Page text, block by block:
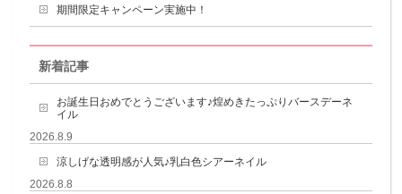
期間限定キャンペーン実施中！
新着記事
お誕生日おめでとうございます♪煌めきたっぷりバースデーネ
イル
2026.8.9
涼しげな透明感が人気♪乳白色シアーネイル
2026.8.8